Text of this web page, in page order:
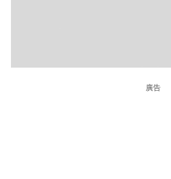
廣告